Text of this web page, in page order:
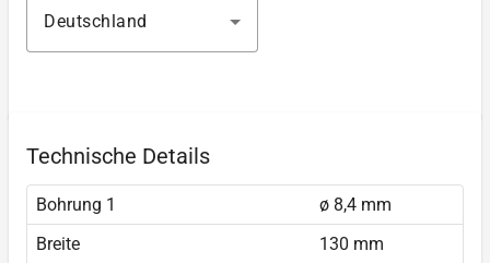
Deutschland
Technische Details
Bohrung 1
ø 8,4 mm
Breite
130 mm